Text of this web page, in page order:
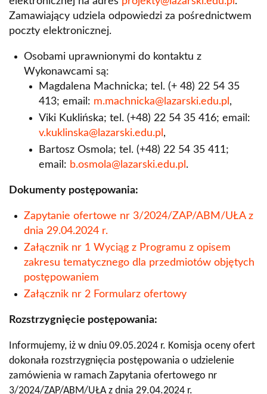
Zamawiający udziela odpowiedzi za pośrednictwem
poczty elektronicznej.
Osobami uprawnionymi do kontaktu z
Wykonawcami są:
Magdalena Machnicka; tel. (+ 48) 22 54 35
413; email: m.machnicka@lazarski.edu.pl ,
Viki Kuklińska; tel. (+48) 22 54 35 416; email:
v.kuklinska@lazarski.edu.pl ,
Bartosz Osmola; tel. (+48) 22 54 35 411;
email: b.osmola@lazarski.edu.pl .
Dokumenty postępowania:
Zapytanie ofertowe nr 3/2024/ZAP/ABM/UŁA z
dnia 29.04.2024 r.
Załącznik nr 1 Wyciąg z Programu z opisem
zakresu tematycznego dla przedmiotów objętych
postępowaniem
Załącznik nr 2 Formularz ofertowy
Rozstrzygnięcie postępowania:
Informujemy, iż w dniu 09.05.2024 r. Komisja oceny ofert
dokonała rozstrzygnięcia postępowania o udzielenie
zamówienia w ramach Zapytania ofertowego nr
3/2024/ZAP/ABM/UŁA z dnia 29.04.2024 r.